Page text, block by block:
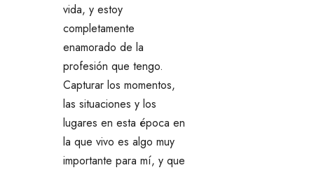
vida, y estoy
completamente
enamorado de la
profesión que tengo.
Capturar los momentos,
las situaciones y los
lugares en esta época en
la que vivo es algo muy
importante para mí, y que